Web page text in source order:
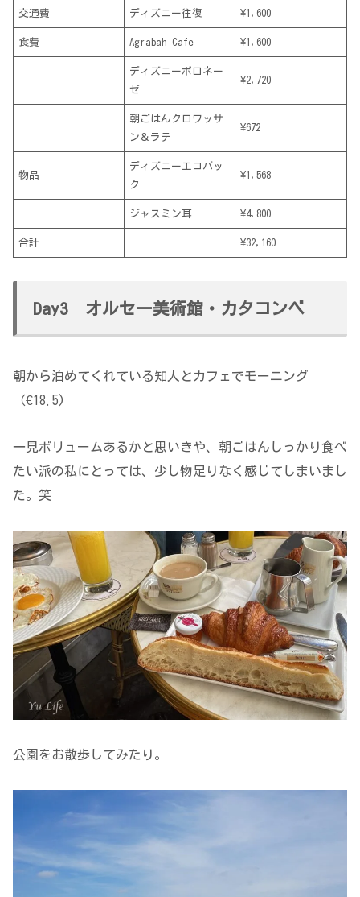
交通費 ディズニー往復 ¥1,600
食費 Agrabah Cafe ¥1,600
ディズニーボロネー
ゼ
¥2,720
朝ごはんクロワッサ
ン＆ラテ
¥672
物品
ディズニーエコバッ
ク
¥1,568
ジャスミン耳 ¥4,800
合計 ¥32,160
Day3 オルセー美術館・カタコンベ
朝から泊めてくれている知人とカフェでモーニング
（€18.5)
一見ボリュームあるかと思いきや、朝ごはんしっかり食べ
たい派の私にとっては、少し物足りなく感じてしまいまし
た。笑
公園をお散歩してみたり。